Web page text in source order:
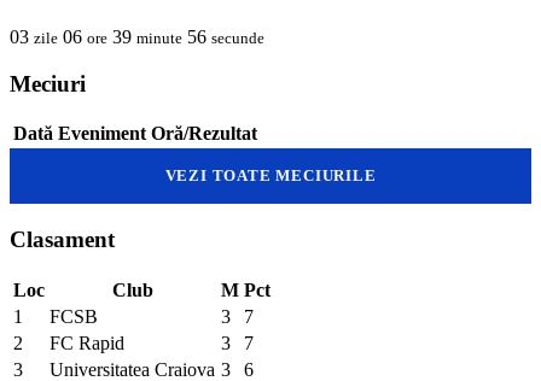
03 zile 06 ore 39 minute 56 secunde
Meciuri
Dată Eveniment Oră/Rezultat
VEZI TOATE MECIURILE
Clasament
Loc Club M Pct
1
FCSB 3
7
2
FC Rapid 3
7
3
Universitatea Craiova 3
6